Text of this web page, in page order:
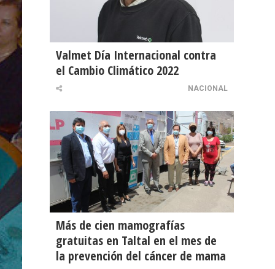
Valmet Día Internacional contra
el Cambio Climático 2022
NACIONAL
Más de cien mamografías
gratuitas en Taltal en el mes de
la prevención del cáncer de mama